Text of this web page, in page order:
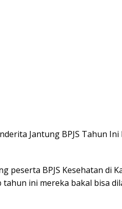
Jantung BPJS Tahun Ini
peserta BPJS Kesehatan di
ini mereka bakal bisa